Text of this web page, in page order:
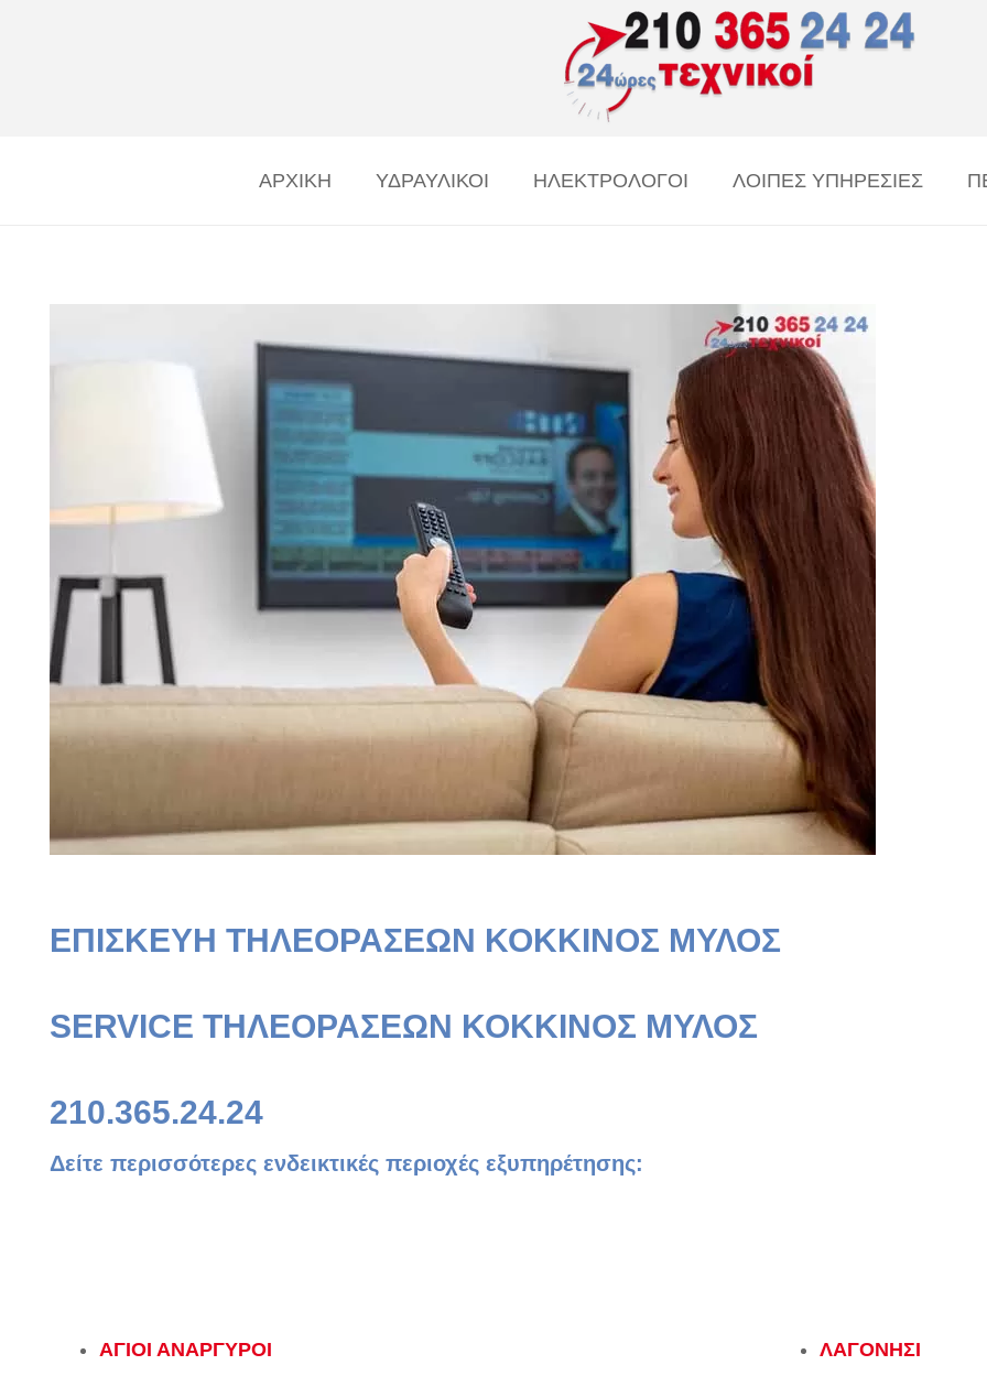
ΑΡΧΙΚΗ ΥΔΡΑΥΛΙΚΟΙ ΗΛΕΚΤΡΟΛΟΓΟΙ ΛΟΙΠΕΣ ΥΠΗΡΕΣΙΕΣ
ΕΠΙΣΚΕΥΗ ΤΗΛΕΟΡΑΣΕΩΝ ΚΟΚΚΙΝΟΣ ΜΥΛΟΣ
SERVICE ΤΗΛΕΟΡΑΣΕΩΝ ΚΟΚΚΙΝΟΣ ΜΥΛΟΣ
210.365.24.24
Δείτε περισσότερες ενδεικτικές περιοχές εξυπηρέτησης:
ΑΓΙΟΙ ΑΝΑΡΓΥΡΟΙ
ΛΑΓΟΝΗΣΙ